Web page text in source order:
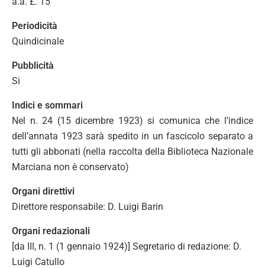
Periodicità
Quindicinale
Pubblicità
Si
Indici e sommari
Nel n. 24 (15 dicembre 1923) si comunica che l’indice
dell’annata 1923 sarà spedito in un fascicolo separato a
tutti gli abbonati (nella raccolta della Biblioteca Nazionale
Marciana non è conservato)
Organi direttivi
Direttore responsabile: D. Luigi Barin
Organi redazionali
[da III, n. 1 (1 gennaio 1924)] Segretario di redazione: D.
Luigi Catullo